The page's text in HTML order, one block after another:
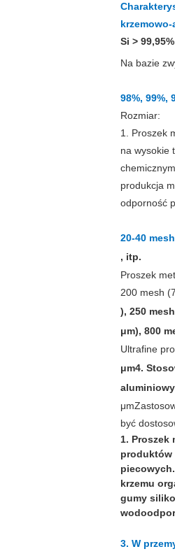
Si > 99,95%
Na bazie
98%, 99%,
Rozmiar:
1. Proszek
na wysokie
produkcja
odporność
20-40
, itp.
Proszek
200 mesh
), 250
μm), 800
Ultrafine
μm4.
μm
być
1. Proszek
produktów
piecowych.
krzemu
gumy
3. W